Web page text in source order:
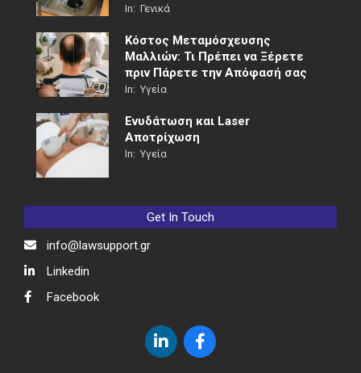
In: Γενικά
Κόστος Μεταμόσχευσης
Μαλλιών: Τι Πρέπει να Ξέρετε
πριν Πάρετε την Απόφασή σας
In: Υγεία
Ενυδάτωση και Laser
Αποτρίχωση
In: Υγεία
Get In Touch
info@lawsupport.gr
Linkedin
Facebook